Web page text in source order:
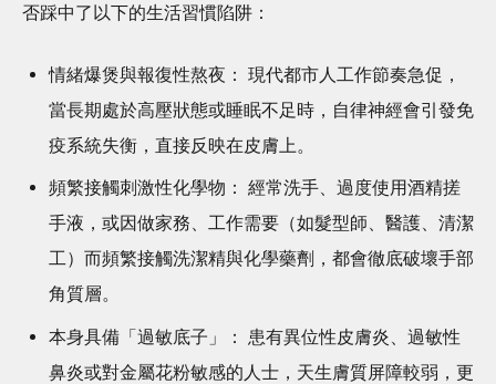
否踩中了以下的生活習慣陷阱：
情緒爆煲與報復性熬夜： 現代都市人工作節奏急促，
當長期處於高壓狀態或睡眠不足時，自律神經會引發免
疫系統失衡，直接反映在皮膚上。
頻繁接觸刺激性化學物： 經常洗手、過度使用酒精搓
手液，或因做家務、工作需要（如髮型師、醫護、清潔
工）而頻繁接觸洗潔精與化學藥劑，都會徹底破壞手部
角質層。
本身具備「過敏底子」： 患有異位性皮膚炎、過敏性
鼻炎或對金屬花粉敏感的人士，天生膚質屏障較弱，更